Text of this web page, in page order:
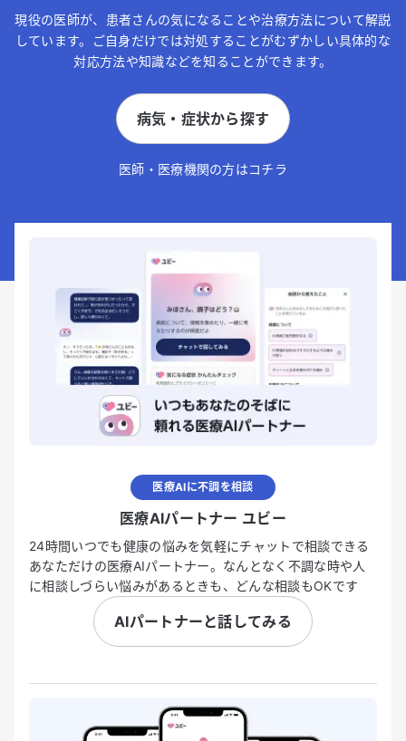
現役の医師が、患者さんの気になることや治療方法について解説
しています。ご自身だけでは対処することがむずかしい具体的な
対応方法や知識などを知ることができます。
病気・症状から探す
医師・医療機関の方はコチラ
医療AIに不調を相談
医療AIパートナー ユビー
24時間いつでも健康の悩みを気軽にチャットで相談できる
あなただけの医療AIパートナー。なんとなく不調な時や人
に相談しづらい悩みがあるときも、どんな相談もOKです
AIパートナーと話してみる